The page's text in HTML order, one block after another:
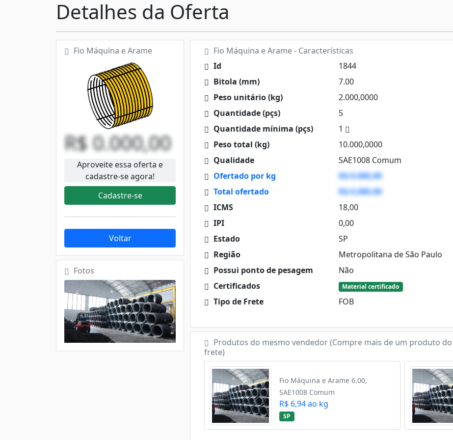
Detalhes da Oferta
Fio Máquina e Arame
R$ 0.000,00
Aproveite essa oferta e
cadastre-se agora!
Cadastre-se
Voltar
Fotos
Fio Máquina e Arame - Características
Id
1844
Bitola (mm)
7.00
Peso unitário (kg)
2.000,0000
Quantidade (pçs)
5
Quantidade mínima (pçs)
1
Peso total (kg)
10.000,0000
Qualidade
SAE1008 Comum
Ofertado por kg
R$ 0.000,00
Total ofertado
R$ 0.000,00
ICMS
18,00
IPI
0,00
Estado
SP
Região
Metropolitana de São Paulo
Possui ponto de pesagem
Não
Certificados
Material certificado
Tipo de Frete FOB
Produtos do mesmo vendedor (Compre mais de um produto
frete)
Fio Máquina e Arame 6.00,
SAE1008 Comum
R$ 6,94 ao kg
SP